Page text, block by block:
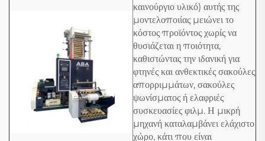
καινούργιο υλικό) αυτής της
μοντελοποιίας μειώνει το
κόστος προϊόντος χωρίς να
θυσιάζεται η ποιότητα,
καθιστώντας την ιδανική για
φτηνές και ανθεκτικές σακούλες
απορριμμάτων, σακούλες
ψωνίσματος ή ελαφριές
συσκευασίες φιλμ. Η μικρή
μηχανή καταλαμβάνει ελάχιστο
χώρο, κάτι που είναι